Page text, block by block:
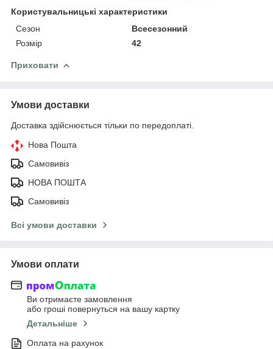
Користувальницькі характеристики
Сезон
Всесезонний
Розмір
42
Приховати
Умови доставки
Доставка здійснюється тільки по передоплаті.
Нова Пошта
Самовивіз
НОВА ПОШТА
Самовивіз
Всі умови доставки
Умови оплати
Ви отримаєте замовлення
або гроші повернуться на вашу картку
Детальніше
Оплата на рахунок